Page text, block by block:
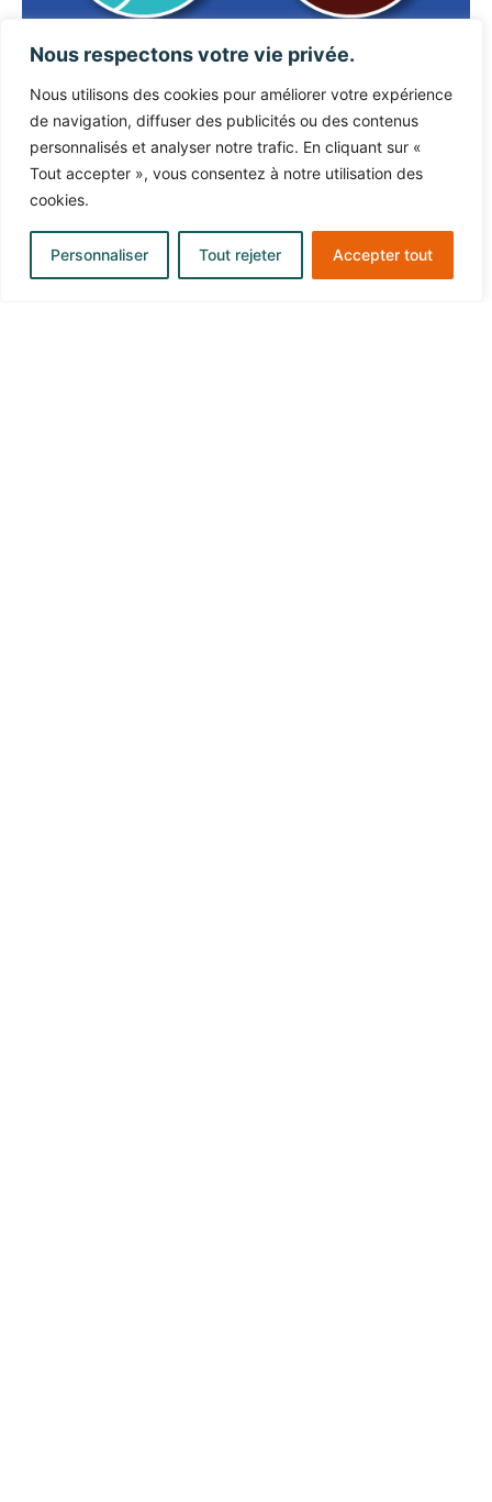
Nous respectons votre vie privée.
Nous utilisons des cookies pour améliorer votre expérience
de navigation, diffuser des publicités ou des contenus
personnalisés et analyser notre trafic. En cliquant sur «
Tout accepter », vous consentez à notre utilisation des
cookies.
Personnaliser Tout rejeter Accepter tout